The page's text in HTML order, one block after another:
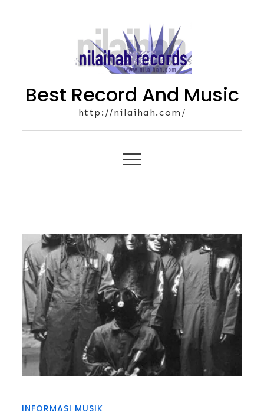
Best Record And Music
http://nilaihah.com/
INFORMASI MUSIK